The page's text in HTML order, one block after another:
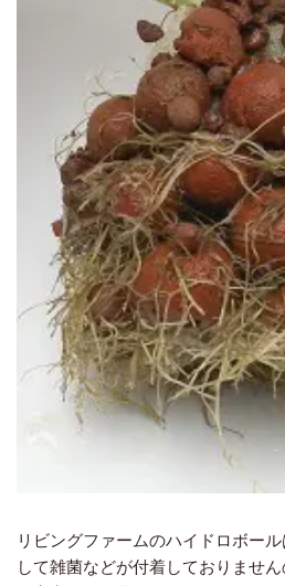
リビングファームのハイドロボー
して雑菌などが付着しておりませ